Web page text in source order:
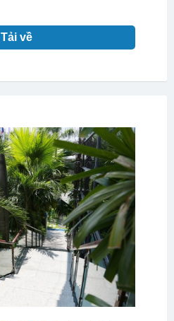
Tải về